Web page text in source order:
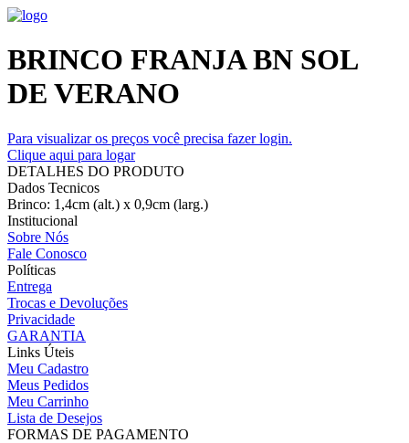
BRINCO FRANJA BN SOL
DE VERANO
Para visualizar os preços você precisa fazer login.
Clique aqui para logar
DETALHES DO PRODUTO
Dados Tecnicos
Brinco: 1,4cm (alt.) x 0,9cm (larg.)
Institucional
Sobre Nós
Fale Conosco
Políticas
Entrega
Trocas e Devoluções
Privacidade
GARANTIA
Links Úteis
Meu Cadastro
Meus Pedidos
Meu Carrinho
Lista de Desejos
FORMAS DE PAGAMENTO